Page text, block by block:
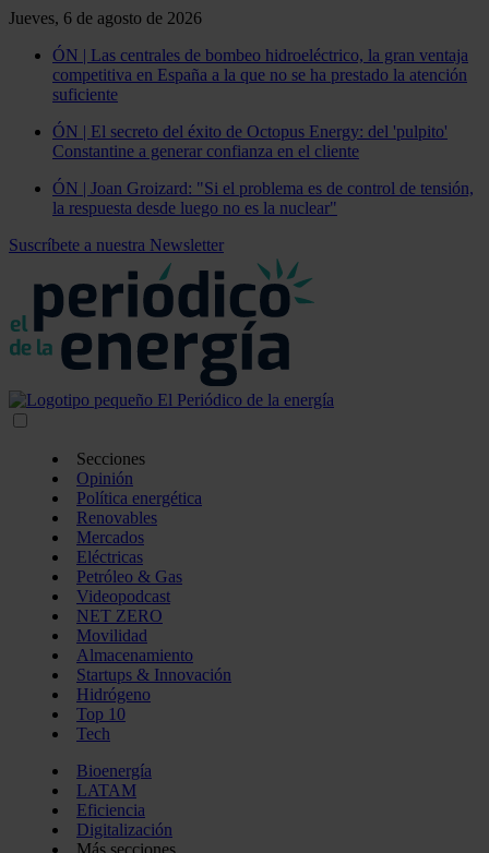
Jueves, 6 de agosto de 2026
ÓN | Las centrales de bombeo hidroeléctrico, la gran ventaja
competitiva en España a la que no se ha prestado la atención
suficiente
ÓN | El secreto del éxito de Octopus Energy: del 'pulpito'
Constantine a generar confianza en el cliente
ÓN | Joan Groizard: "Si el problema es de control de tensión,
la respuesta desde luego no es la nuclear"
Suscríbete a nuestra Newsletter
Secciones
Opinión
Política energética
Renovables
Mercados
Eléctricas
Petróleo & Gas
Videopodcast
NET ZERO
Movilidad
Almacenamiento
Startups & Innovación
Hidrógeno
Top 10
Tech
Bioenergía
LATAM
Eficiencia
Digitalización
Más secciones